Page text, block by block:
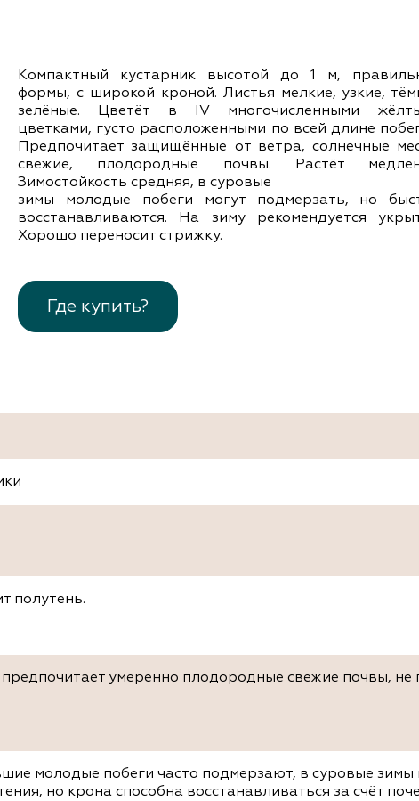
Компактный кустарник высотой до 1 м,
формы, с широкой кроной. Листья мелкие, узкие,
зелёные. Цветёт в ІV многочисленными
цветками, густо расположенными по всей длине
Предпочитает защищённые от ветра, солнечные
свежие, плодородные почвы. Растёт
Зимостойкость средняя, в суровые
зимы молодые побеги могут подмерзать, но
восстанавливаются. На зиму рекомендуется
Хорошо переносит стрижку.
Где купить?
полутень.
умеренно плодородные свежие почвы, не
молодые побеги часто подмерзают, в суровые зимы
но крона способна восстанавливаться за счёт